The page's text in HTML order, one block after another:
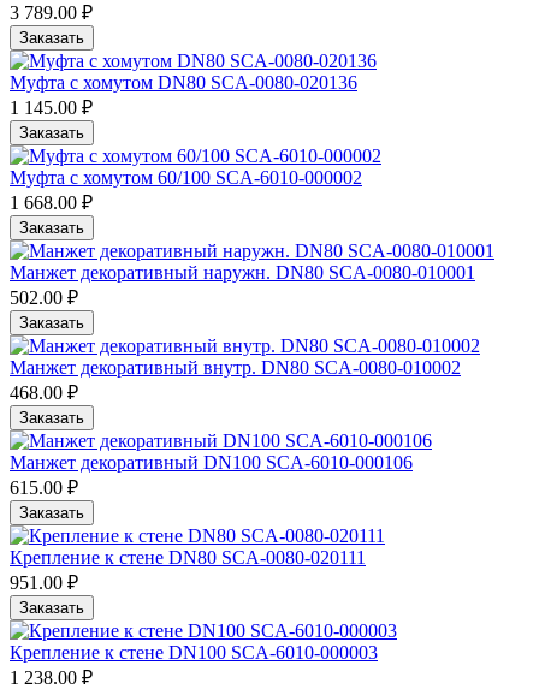
3 789.00 ₽
Заказать
Муфта с хомутом DN80 SCA-0080-020136
1 145.00 ₽
Заказать
Муфта с хомутом 60/100 SCA-6010-000002
1 668.00 ₽
Заказать
Манжет декоративный наружн. DN80 SCA-0080-010001
502.00 ₽
Заказать
Манжет декоративный внутр. DN80 SCA-0080-010002
468.00 ₽
Заказать
Манжет декоративный DN100 SCA-6010-000106
615.00 ₽
Заказать
Крепление к стене DN80 SCA-0080-020111
951.00 ₽
Заказать
Крепление к стене DN100 SCA-6010-000003
1 238.00 ₽